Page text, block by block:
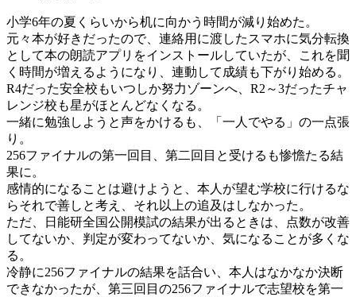
小学6年の夏くらいから机に向かう時間が減り始めた。
元々本が好きだったので、連絡用に渡したスマホに気分転換
として本の朗読アプリをインストールしていたが、これを聞
く時間が増えるようになり、連動して成績も下がり始める。
R4だった安全校もいつしか努力ゾーンへ、R2～3だったチャ
レンジ校も星がほとんどなくなる。
一緒に勉強しようと声をかけるも、「一人でやる」の一点張
り。
256ファイナルの第一回目、第二回目と受けるも惨憺たる結
果に。
感情的になることは避けようと、本人が望む学校に行けるな
らそれで善しと考え、それ以上の追及はしなかった。
ただ、日能研全国公開模試の結果が出るときは、点数が改善
してないか、判定が変わってないか、気になることが多くな
る。
冷静に256ファイナルの結果を話合い、本人はなかなか決断
できなかったが、第三回目の256ファイナルで志望校を第一